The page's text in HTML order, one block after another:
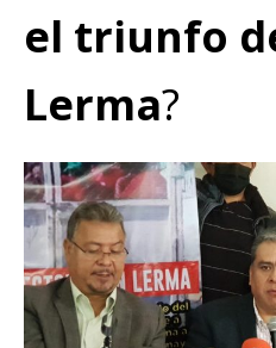
el triunfo
Lerma?